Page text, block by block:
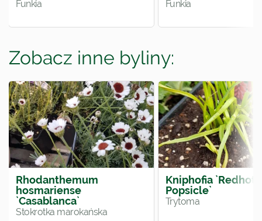
Funkia Funkia
Zobacz inne byliny:
Rhodanthemum
hosmariense
`Casablanca`
Stokrotka marokańska
Kniphofia `Redhot
Popsicle`
Trytoma